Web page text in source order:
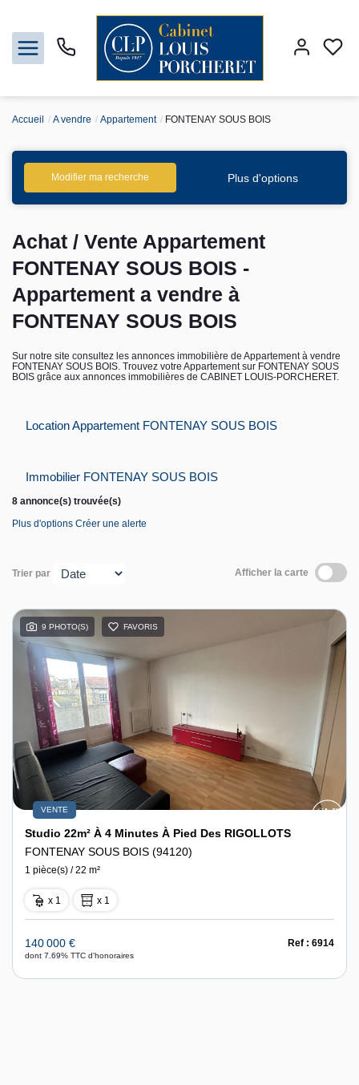
Louer
Gestion
Syndic
Nos agences
Accueil A vendre Appartement FONTENAY SOUS BOIS
Modifier ma recherche Plus d'options
Achat / Vente Appartement
FONTENAY SOUS BOIS -
Appartement a vendre à
FONTENAY SOUS BOIS
Sur notre site consultez les annonces immobilière de Appartement à vendre
FONTENAY SOUS BOIS. Trouvez votre Appartement sur FONTENAY SOUS
BOIS grâce aux annonces immobilières de CABINET LOUIS-PORCHERET.
Location Appartement FONTENAY SOUS BOIS
Immobilier FONTENAY SOUS BOIS
8 annonce(s) trouvée(s)
Plus d'options Créer une alerte
Trier par Afficher la carte
9 PHOTO(S) FAVORIS
VENTE
Studio 22m² À 4 Minutes À Pied Des RIGOLLOTS
FONTENAY SOUS BOIS (94120)
1 pièce(s) / 22 m²
x 1 x 1
140 000 €
dont 7.69% TTC d'honoraires
Ref : 6914